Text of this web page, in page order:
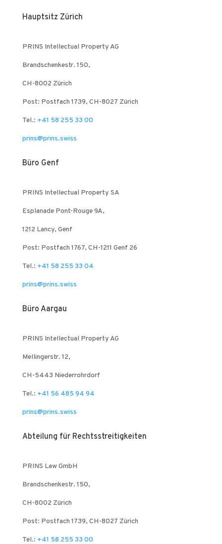
Hauptsitz Zürich
PRINS Intellectual Property AG
Brandschenkestr. 150,
CH-8002 Zürich
Post: Postfach 1739, CH-8027 Zürich
Tel.: +41 58 255 33 00
prins@prins.swiss
Büro Genf
PRINS Intellectual Property SA
Esplanade Pont-Rouge 9A,
1212 Lancy, Genf
Post: Postfach 1767, CH-1211 Genf 26
Tel.: +41 58 255 33 04
prins@prins.swiss
Büro Aargau
PRINS Intellectual Property AG
Mellingerstr. 12,
CH-5443 Niederrohrdorf
Tel.: +41 56 485 94 94
prins@prins.swiss
Abteilung für Rechtsstreitigkeiten
PRINS Law GmbH
Brandschenkestr. 150,
CH-8002 Zürich
Post: Postfach 1739, CH-8027 Zürich
Tel.: +41 58 255 33 00